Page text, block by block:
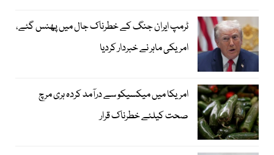
ٹرمپ ایران جنگ کے خطرناک جال میں پھنس گئے،
امریکی ماہر نے خبردار کردیا
امریکا میں میکسیکو سے درآمد کردہ ہری مرچ
صحت کیلئے خطرناک قرار